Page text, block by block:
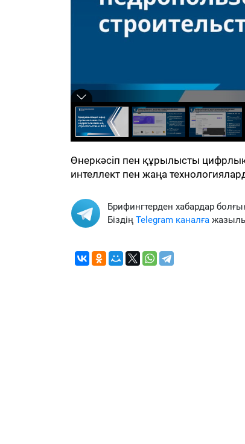
Өнеркәсіп пен құрылысты
интеллект пен жаңа
Брифингтерден хабардар
Біздің Telegram каналға